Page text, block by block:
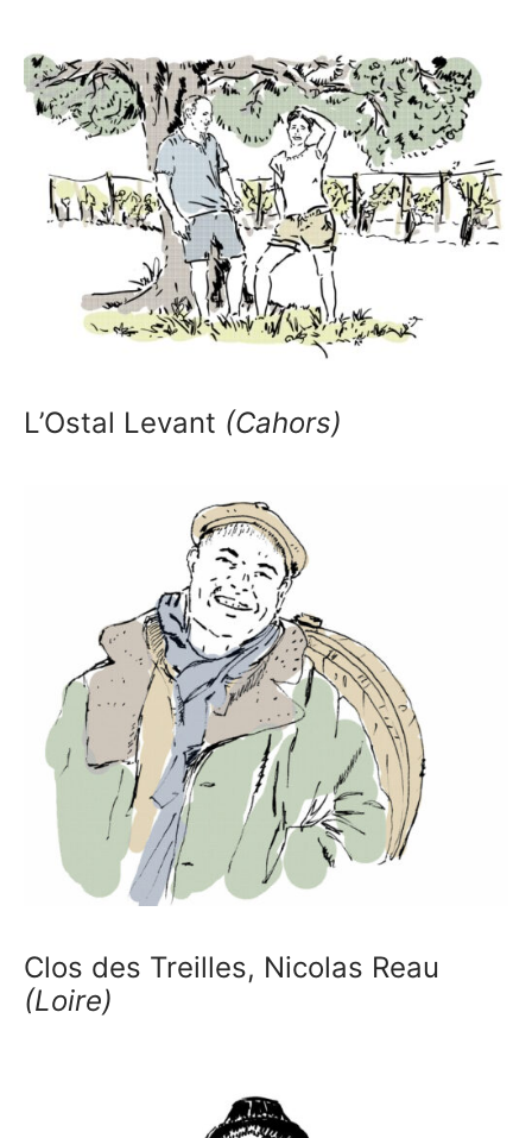
L’Ostal Levant (Cahors)
Clos des Treilles, Nicolas Reau
(Loire)